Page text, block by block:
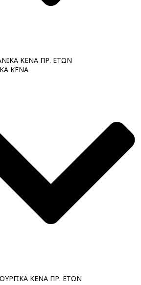
ΚΕΝΑ ΠΡ. ΕΤΩΝ
ΚΕΝΑ
ΚΕΝΑ ΠΡ. ΕΤΩΝ